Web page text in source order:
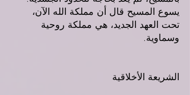
يسوع المسيح قال أن مملكة الله الآن،
تحت العهد الجديد، هي مملكة روحية
وسماوية.
الشريعة الأخلاقية